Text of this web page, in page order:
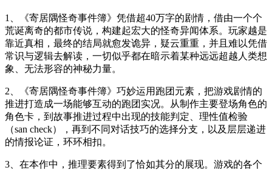
1、《寄居隅怪奇事件簿》凭借超40万字的剧情，借由一个个
荒诞离奇的都市传说，构建起宏大的怪奇异闻体系。玩家越是
靠近真相，最终的结局就愈发诡异，疑云重重，并且难以凭借
常识与逻辑去解读，一切似乎都在暗示着某种远远超越人类想
象、无法形容的神秘力量。
2、《寄居隅怪奇事件簿》巧妙运用跑团元素，把游戏剧情的
推进打造成一场能够互动的跑团实况。从制作主要登场角色的
角色卡，到故事推进过程中出现的技能判定、理性值检验
（san check），再到不同对话技巧的选择分支，以及层层递进
的情报论证，环环相扣。
3、在本作中，推理要素得到了恰如其分的展现。游戏的各个